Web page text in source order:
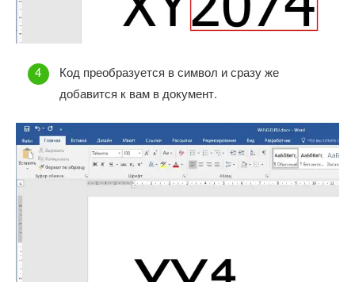
Код преобразуется в символ и сразу же
добавится к вам в документ.